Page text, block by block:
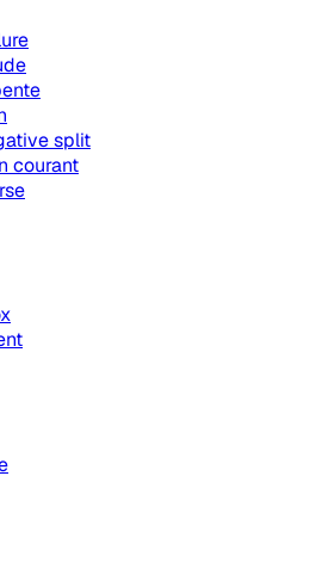
split
courant